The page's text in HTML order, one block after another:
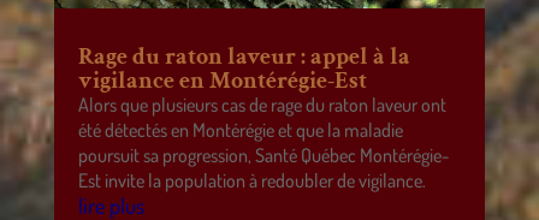
Rage du raton laveur : appel à la
vigilance en Montérégie-Est
Alors que plusieurs cas de rage du raton laveur ont
été détectés en Montérégie et que la maladie
poursuit sa progression, Santé Québec Montérégie-
Est invite la population à redoubler de vigilance.
lire plus